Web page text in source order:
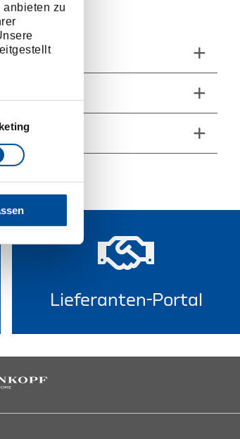
zu
Lieferanten-Portal